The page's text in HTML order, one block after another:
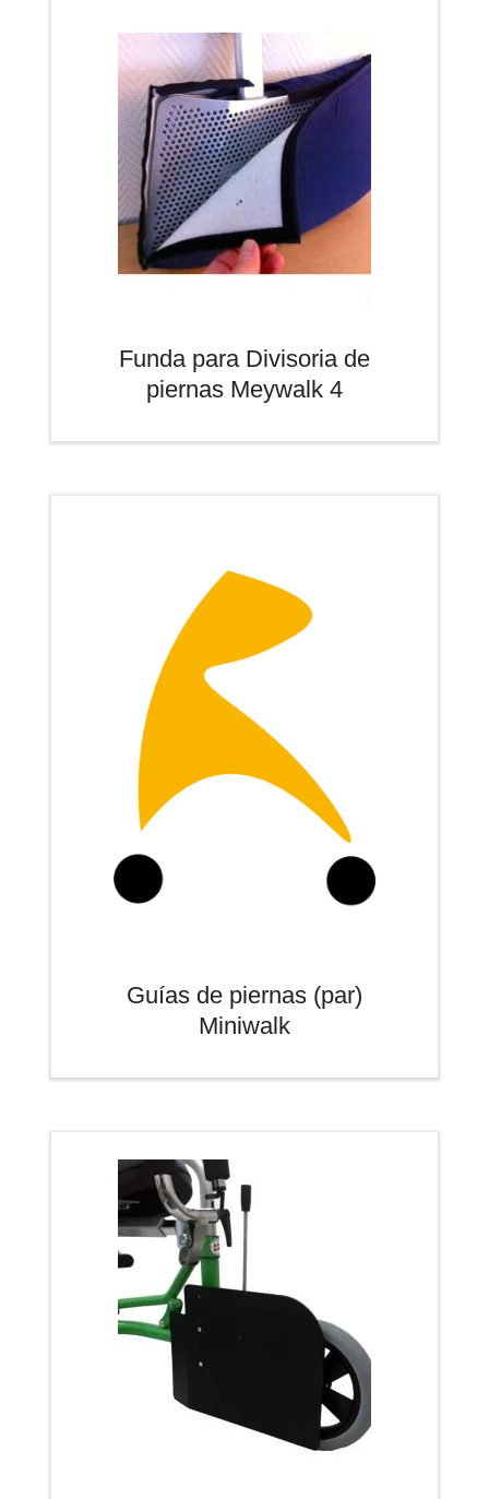
Funda para Divisoria de
piernas Meywalk 4
Guías de piernas (par)
Miniwalk